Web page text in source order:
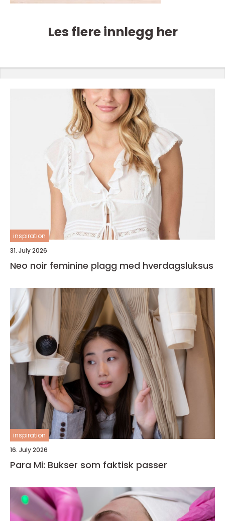
Les flere innlegg her
inspiration
31. July 2026
Neo noir feminine plagg med hverdagsluksus
inspiration
16. July 2026
Para Mi: Bukser som faktisk passer